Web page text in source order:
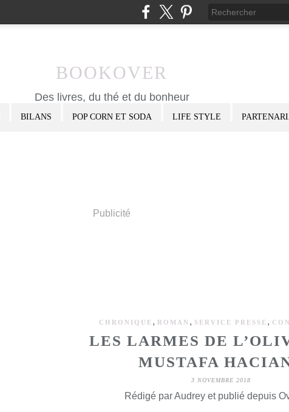
BOOKOVER
Des livres, du thé et du bonheur
BILANS POP CORN ET SODA LIFE STYLE
Publicité
CHRONIQUE , ROMAN , SERVICE PRESSE ,
LES LARMES DE
MUSTAFA
3 NOVEMBRE 2018
Rédigé par Audrey et publié depuis